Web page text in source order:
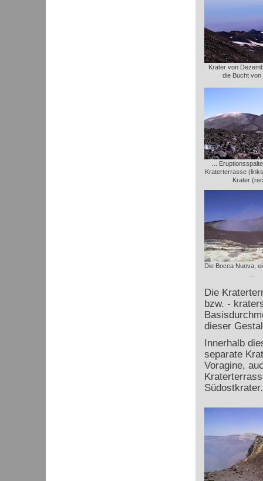
Krater von
die Bucht von
...
Kraterterrasse
Krater
Die Bocca Nuova,
Die
bzw. -
dieser
Innerhalb
separate
Voragine,
Südostkrater.